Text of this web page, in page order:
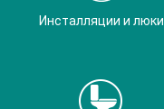
Инсталляции и люки